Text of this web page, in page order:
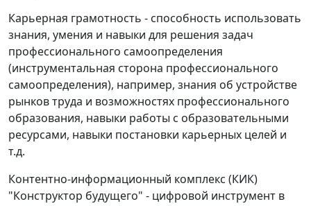
Карьерная грамотность - способность использовать
знания, умения и навыки для решения задач
профессионального самоопределения
(инструментальная сторона профессионального
самоопределения), например, знания об устройстве
рынков труда и возможностях профессионального
образования, навыки работы с образовательными
ресурсами, навыки постановки карьерных целей и
т.д.
Контентно-информационный комплекс (КИК)
"Конструктор будущего" - цифровой инструмент в